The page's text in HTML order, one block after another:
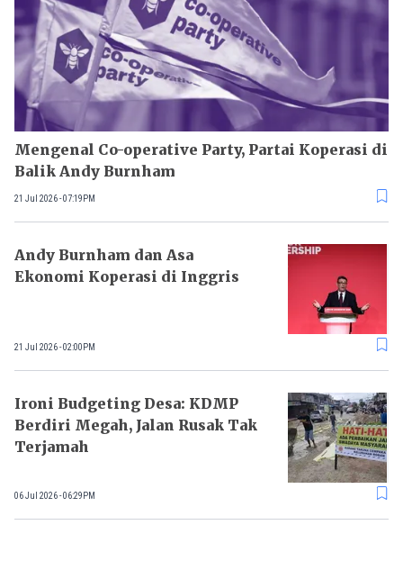
Mengenal Co-operative Party, Partai Koperasi di
Balik Andy Burnham
21 Jul 2026 - 07:19PM
Andy Burnham dan Asa
Ekonomi Koperasi di Inggris
21 Jul 2026 - 02:00PM
Ironi Budgeting Desa: KDMP
Berdiri Megah, Jalan Rusak Tak
Terjamah
06 Jul 2026 - 06:29PM